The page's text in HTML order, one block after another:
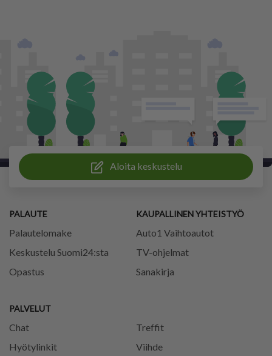
Aloita keskustelu
PALAUTE
Palautelomake
Keskustelu Suomi24:sta
Opastus
PALVELUT
Chat
Treffit
Hyötylinkit
Viihde
KAUPALLINEN YHTEISTYÖ
Auto1 Vaihtoautot
TV-ohjelmat
Sanakirja